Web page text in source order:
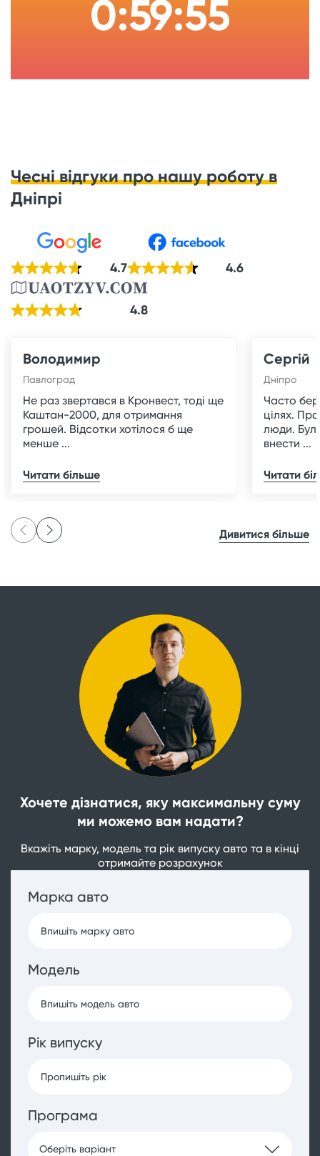
0:59:54
Чесні відгуки про нашу роботу в
Дніпрі
4.7 4.6
4.8
Володимир
Павлоград
Не раз звертався в Кронвест, тоді ще
Каштан-2000, для отримання
грошей. Відсотки хотілося б ще
менше ...
Читати більше
Сергій
Дніпро
Часто
цілях.
люди.
внести ...
Читати
Дивитися більше
Хочете дізнатися, яку максимальну суму
ми можемо вам надати?
Вкажіть марку, модель та рік випуску авто та в кінці
отримайте розрахунок
Марка авто
Модель
Рік випуску
Програма
Оберіть варіант